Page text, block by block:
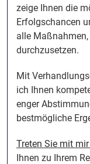
zeige Ihnen die
Erfolgschancen
alle
durchzusetzen.
Mit
ich Ihnen
enger
bestmögliche
Treten Sie mit
Ihnen zu Ihrem